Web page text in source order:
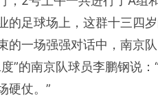
的足球场上，这群十三四
的一场强强对话中，南京
”的南京队球员李鹏钢说
硬仗。”